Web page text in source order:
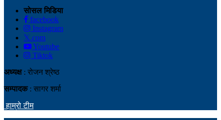
सोसल मिडिया
facebook
Instagram
𝕏.com
Youtube
Tiktok
अध्यक्ष: रोजन श्रेष्ठ
सम्पादक: सागर शर्मा
हाम्रो टीम